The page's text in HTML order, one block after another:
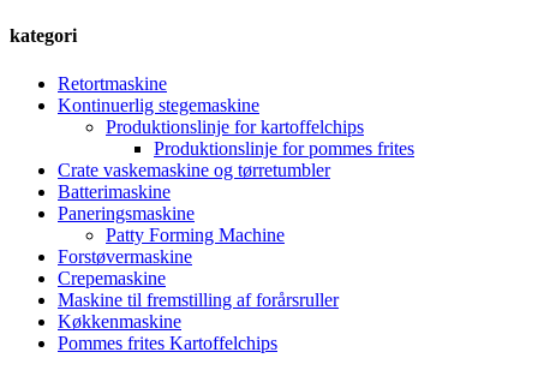
kategori
Retortmaskine
Kontinuerlig stegemaskine
Produktionslinje for kartoffelchips
Produktionslinje for pommes frites
Crate vaskemaskine og tørretumbler
Batterimaskine
Paneringsmaskine
Patty Forming Machine
Forstøvermaskine
Crepemaskine
Maskine til fremstilling af forårsruller
Køkkenmaskine
Pommes frites Kartoffelchips